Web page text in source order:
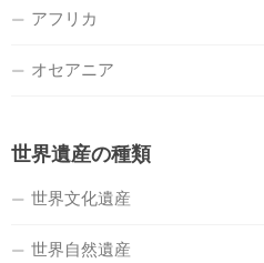
アフリカ
オセアニア
世界遺産の種類
世界文化遺産
世界自然遺産